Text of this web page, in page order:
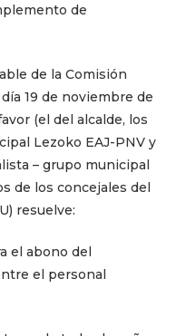
de
de la Comisión
19 de noviembre de
(el del alcalde, los
Lezoko EAJ-PNV y
– grupo municipal
de los concejales del
resuelve:
el abono del
el personal